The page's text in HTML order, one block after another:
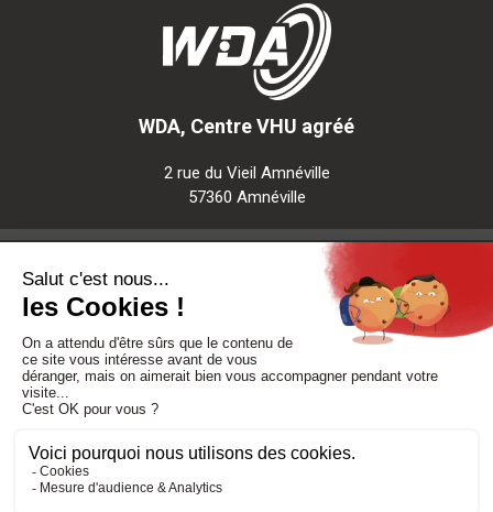
WDA, Centre VHU agréé
2 rue du Vieil Amnéville
57360 Amnéville
Besoin d'aide